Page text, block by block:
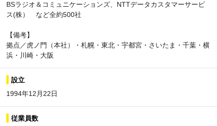
BSラジオ＆コミュニケーションズ、NTTデータカスタマーサービ
ス(株） など全約500社
【備考】
拠点／虎ノ門（本社）・札幌・東北・宇都宮・さいたま・千葉・横
浜・川崎・大阪
設立
1994年12月22日
従業員数